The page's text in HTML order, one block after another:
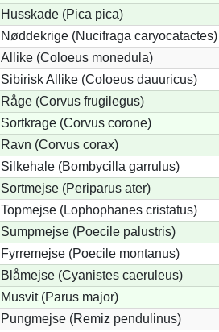
Husskade (Pica pica)
Nøddekrige (Nucifraga caryocatactes)
Allike (Coloeus monedula)
Sibirisk Allike (Coloeus dauuricus)
Råge (Corvus frugilegus)
Sortkrage (Corvus corone)
Ravn (Corvus corax)
Silkehale (Bombycilla garrulus)
Sortmejse (Periparus ater)
Topmejse (Lophophanes cristatus)
Sumpmejse (Poecile palustris)
Fyrremejse (Poecile montanus)
Blåmejse (Cyanistes caeruleus)
Musvit (Parus major)
Pungmejse (Remiz pendulinus)